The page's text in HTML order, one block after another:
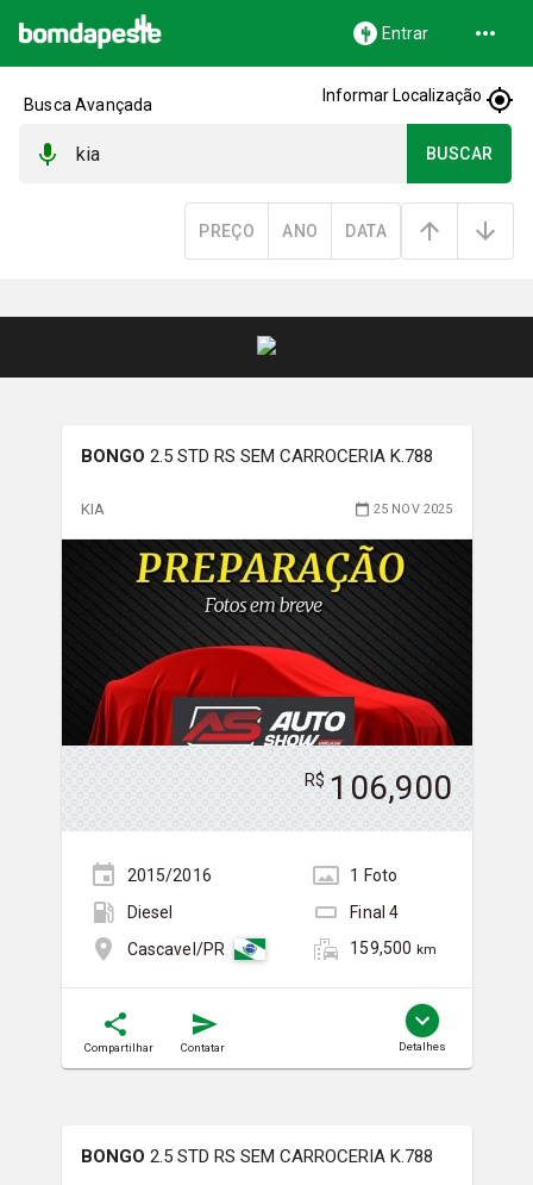
Entrar
Busca Avançada Informar Localização
BUSCAR
PREÇO ANO DATA
BONGO 2.5 STD RS SEM CARROCERIA K.788
KIA 25 NOV 2025
R$ 106,900
2015/2016 1 Foto
Diesel
Final4
Cascavel/PR
159,500 km
Compartilhar Contatar Detalhes
BONGO 2.5 STD RS SEM CARROCERIA K.788